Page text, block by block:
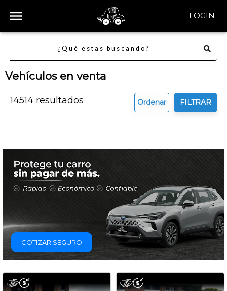
LOGIN
Vehículos en venta
14514 resultados FILTRAR
Ordenar
COTIZAR SEGURO